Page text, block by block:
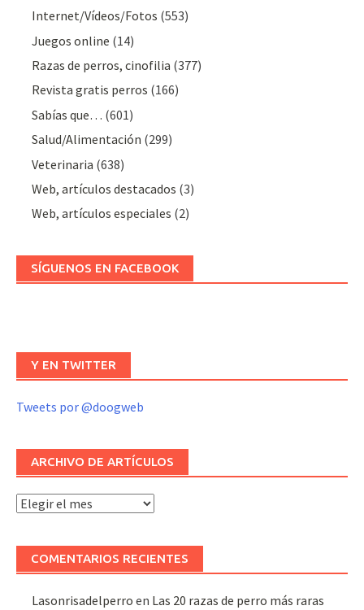
Internet/Vídeos/Fotos (553)
Juegos online (14)
Razas de perros, cinofilia (377)
Revista gratis perros (166)
Sabías que… (601)
Salud/Alimentación (299)
Veterinaria (638)
Web, artículos destacados (3)
Web, artículos especiales (2)
SÍGUENOS EN FACEBOOK
Y EN TWITTER
Tweets por @doogweb
ARCHIVO DE ARTÍCULOS
Archivo
artículos
COMENTARIOS RECIENTES
Lasonrisadelperro en Las 20 razas de perro más raras